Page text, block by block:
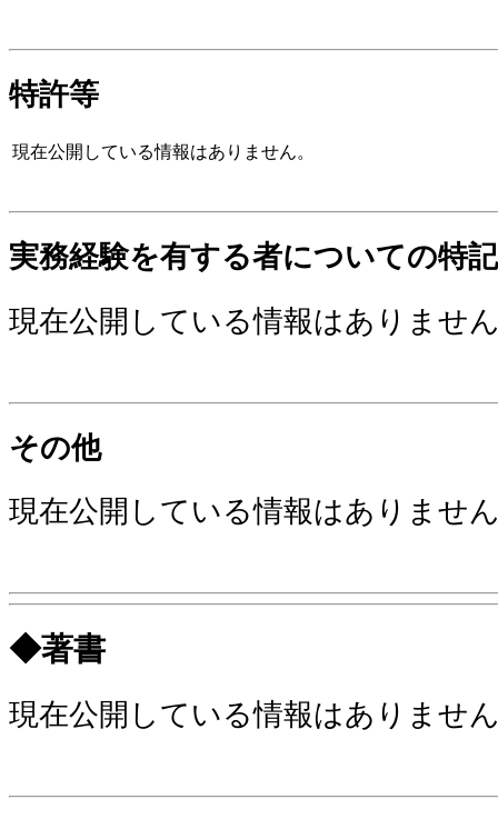
特許等
現在公開している情報はありません。
実務経験を有する者についての特
現在公開している情報はありませ
その他
現在公開している情報はありませ
◆著書
現在公開している情報はありませ